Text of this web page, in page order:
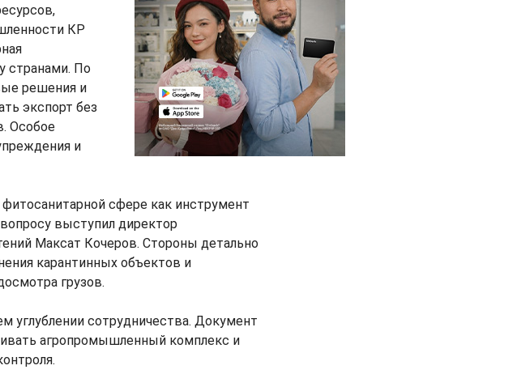
КР
странами. По
решения и
экспорт без
Особое
и
сфере как инструмент
выступил директор
Максат Кочеров. Стороны детально
карантинных объектов и
грузов.
углублении сотрудничества. Документ
агропромышленный комплекс и